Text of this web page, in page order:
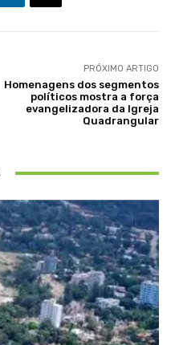
PRÓXIMO ARTIGO
Homenagens dos segmentos
políticos mostra a força
evangelizadora da Igreja
Quadrangular